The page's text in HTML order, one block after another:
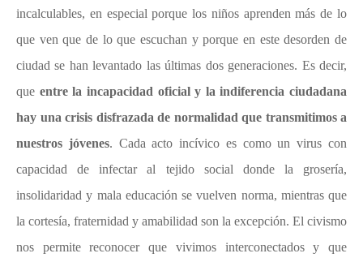
incalculables, en especial porque los niños aprenden más de lo
que ven que de lo que escuchan y porque en este desorden de
ciudad se han levantado las últimas dos generaciones. Es decir,
que entre la incapacidad oficial y la indiferencia ciudadana
hay una crisis disfrazada de normalidad que transmitimos a
nuestros jóvenes. Cada acto incívico es como un virus con
capacidad de infectar al tejido social donde la grosería,
insolidaridad y mala educación se vuelven norma, mientras que
la cortesía, fraternidad y amabilidad son la excepción. El civismo
nos permite reconocer que vivimos interconectados y que